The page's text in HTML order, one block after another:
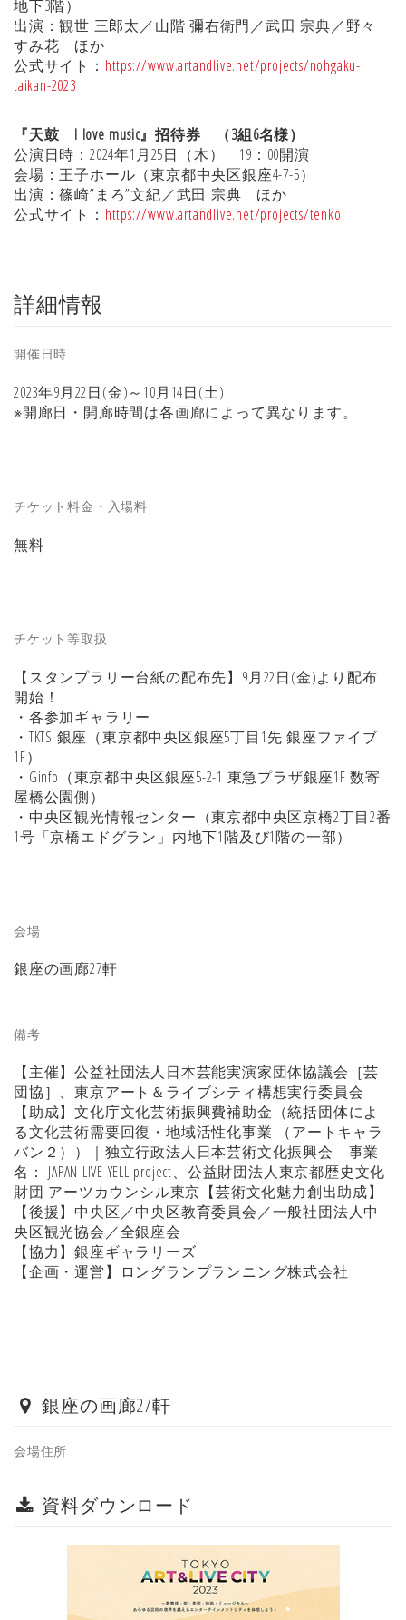
地下3階）
出演：観世 三郎太／山階 彌右衛門／武田 宗典／野々
すみ花 ほか
公式サイト： https://www.artandlive.net/projects/nohgaku-
taikan-2023
『天鼓 I love music』招待券 （3組6名様）
公演日時：2024年1月25日（木） 19：00開演
会場：王子ホール（東京都中央区銀座4-7-5）
出演：篠崎”まろ”文紀／武田 宗典 ほか
公式サイト： https://www.artandlive.net/projects/tenko
詳細情報
開催日時
2023年9月22日(金)～10月14日(土)
※開廊日・開廊時間は各画廊によって異なります。
チケット料金・入場料
無料
チケット等取扱
【スタンプラリー台紙の配布先】9月22日(金)より配布
開始！
・各参加ギャラリー
・TKTS 銀座（東京都中央区銀座5丁目1先 銀座ファイブ
1F）
・Ginfo（東京都中央区銀座5-2-1 東急プラザ銀座1F 数寄
屋橋公園側）
・中央区観光情報センター（東京都中央区京橋2丁目2番
1号「京橋エドグラン」内地下1階及び1階の一部）
会場
銀座の画廊27軒
備考
【主催】公益社団法人日本芸能実演家団体協議会［芸
団協］、東京アート＆ライブシティ構想実行委員会
【助成】文化庁文化芸術振興費補助金（統括団体によ
る文化芸術需要回復・地域活性化事業 （アートキャラ
バン２））｜独立行政法人日本芸術文化振興会 事業
名： JAPAN LIVE YELL project、公益財団法人東京都歴史文化
財団 アーツカウンシル東京【芸術文化魅力創出助成】
【後援】中央区／中央区教育委員会／一般社団法人中
央区観光協会／全銀座会
【協力】銀座ギャラリーズ
【企画・運営】ロングランプランニング株式会社
銀座の画廊27軒
会場住所
資料ダウンロード